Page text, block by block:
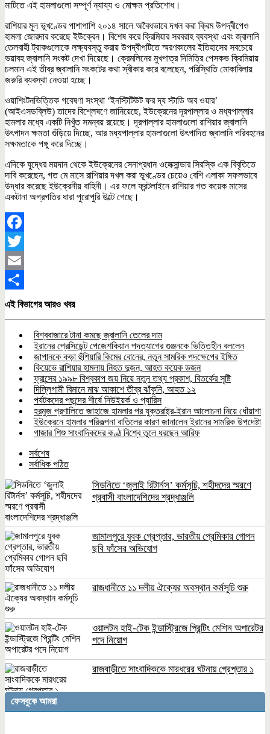
মাটিতে এই হামলাগুলো সম্পূর্ণ ন্যায্য ও মোক্ষম প্রতিশোধ।
রাশিয়ার মূল ভূখণ্ডের পাশাপাশি ২০১৪ সালে অবৈধভাবে দখল করা ক্রিম উপদ্বীপেও
হামলা জোরদার করেছে ইউক্রেন। বিশেষ করে ক্রিমিয়ার সরবরাহ ব্যবস্থা এবং জ্বালানি
তেলবাহী ট্রাকগুলোকে লক্ষ্যবস্তু করায় উপদ্বীপটিতে স্মরণকালের ইতিহাসের সবচেয়ে
ভয়াবহ জ্বালানি সংকট দেখা দিয়েছে। ক্রেমলিনের মুখপাত্র দিমিত্রি পেসকভ ক্রিমিয়ায়
চলমান এই তীব্র জ্বালানি সংকটের কথা স্বীকার করে বলেছেন, পরিস্থিতি মোকাবিলায়
জরুরি ব্যবস্থা নেওয়া হচ্ছে।
ওয়াশিংটনভিত্তিক গবেষণা সংস্থা ‘ইনস্টিটিউট ফর দ্য স্টাডি অব ওয়ার’
(আইএসডব্লিউ) তাদের বিশ্লেষণে জানিয়েছে, ইউক্রেনের দূরপাল্লার ও মধ্যপাল্লার
হামলার মধ্যে একটি নিখুঁত সমন্বয় রয়েছে। দূরপাল্লার হামলাগুলো রাশিয়ার জ্বালানি
উৎপাদন ক্ষমতা গুঁড়িয়ে দিচ্ছে, আর মধ্যপাল্লার হামলাগুলো উৎপাদিত জ্বালানি পরিবহনের
সক্ষমতাকে পঙ্গু করে দিচ্ছে।
এদিকে যুদ্ধের ময়দান থেকে ইউক্রেনের সেনাপ্রধান ওলেক্সান্ডার সিরস্কি এক বিবৃতিতে
দাবি করেছেন, গত মে মাসে রাশিয়ার দখল করা ভূখণ্ডের চেয়েও বেশি এলাকা সফলভাবে
উদ্ধার করেছে ইউক্রেনীয় বাহিনী। এর ফলে ফ্রন্টলাইনে রাশিয়ার গত কয়েক মাসের
একটানা অগ্রগতির ধারা পুরোপুরি উল্টে গেছে।
Facebook
Twitter
Email
Share
এই বিভাগের আরও খবর
বিশ্ববাজারে টানা কমছে জ্বালানি তেলের দাম
ইরানের প্রেসিডেন্ট পেজেশকিয়ান পদত্যাগের গুঞ্জনকে ভিত্তিহীন বললেন
জাপানকে কড়া হুঁশিয়ারি কিমের বোনের, নতুন সামরিক পদক্ষেপের ইঙ্গিত
কিয়েভে রাশিয়ার হামলায় নিহত দুজন, আহত কয়েক ডজন
ফ্রান্সের ১৯৯৮ বিশ্বকাপ জয় নিয়ে নতুন তথ্য প্রকাশ, বিতর্কের সৃষ্টি
দিল্লিগামী বিমানে মাঝ আকাশে তীব্র ঝাঁকুনি, আহত ১২
পর্যটকদের পছন্দের শীর্ষে নিউইয়র্ক ও প্যারিস
হরমুজ প্রণালিতে জাহাজে হামলার পর যুক্তরাষ্ট্র-ইরান আলোচনা নিয়ে ধোঁয়াশা
ইউক্রেনে হামলার পরিকল্পনা বাতিলের কারণ জানালেন ইরানের সামরিক উপদেষ্টা
গাজার শিশু সাংবাদিকদের কণ্ঠ বিশ্বে তুলে ধরছেন আরিফ
সর্বশেষ
সর্বাধিক পঠিত
সিডনিতে ‘জুলাই রিটার্নস’ কর্মসূচি, শহীদদের স্মরণে
প্রবাসী বাংলাদেশিদের শ্রদ্ধাঞ্জলি
জামালপুরে যুবক গ্রেপ্তার, ভারতীয় প্রেমিকার গোপন
ছবি ফাঁসের অভিযোগ
রাজধানীতে ১১ দলীয় ঐক্যের অবস্থান কর্মসূচি শুরু
ওয়ালটন হাই-টেক ইন্ডাস্ট্রিজে প্রিন্টিং মেশিন অপারেটর
পদে নিয়োগ
রাজবাড়ীতে সাংবাদিককে মারধরের ঘটনায় গ্রেপ্তার ১
বিশ্ববাজারে টানা কমছে জ্বালানি তেলের দাম
ফেসবুকে আমরা